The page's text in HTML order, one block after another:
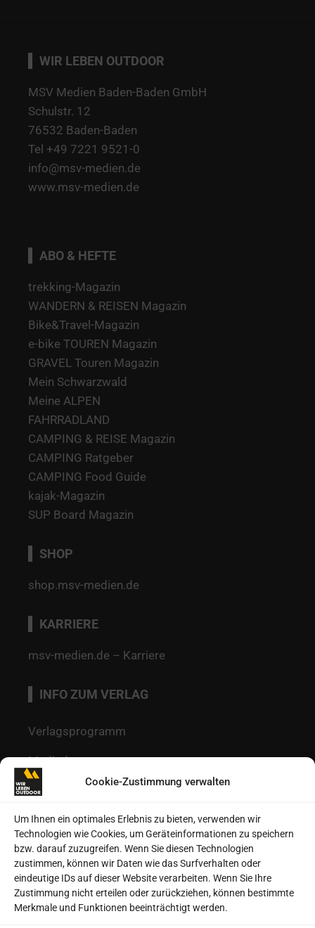
Cookie-Zustimmung verwalten
Um Ihnen ein optimales Erlebnis zu bieten, verwenden wir
Technologien wie Cookies, um Geräteinformationen zu speichern
bzw. darauf zuzugreifen. Wenn Sie diesen Technologien
zustimmen, können wir Daten wie das Surfverhalten oder
eindeutige IDs auf dieser Website verarbeiten. Wenn Sie Ihre
Zustimmung nicht erteilen oder zurückziehen, können bestimmte
Merkmale und Funktionen beeinträchtigt werden.
WIR LEBEN OUTDOOR
MSV Medien Baden-Baden GmbH
Schulstr. 12
76532 Baden-Baden
Tel +49 7221 9521-0
info@msv-medien.de
www.msv-medien.de
ABO & HEFTE
trekking-Magazin
WANDERN & REISEN Magazin
Bike&Travel-Magazin
e-bike TOUREN Magazin
GRAVEL Touren Magazin
Mein Schwarzwald
Meine ALPEN
FAHRRADLAND
CAMPING & REISE Magazin
CAMPING Ratgeber
CAMPING Food Guide
kajak-Magazin
SUP Board Magazin
SHOP
shop.msv-medien.de
KARRIERE
msv-medien.de – Karriere
INFO ZUM VERLAG
Verlagsprogramm
Mediadaten
Redaktion
Kontakt
Autoren
Datenschutz
Impressum